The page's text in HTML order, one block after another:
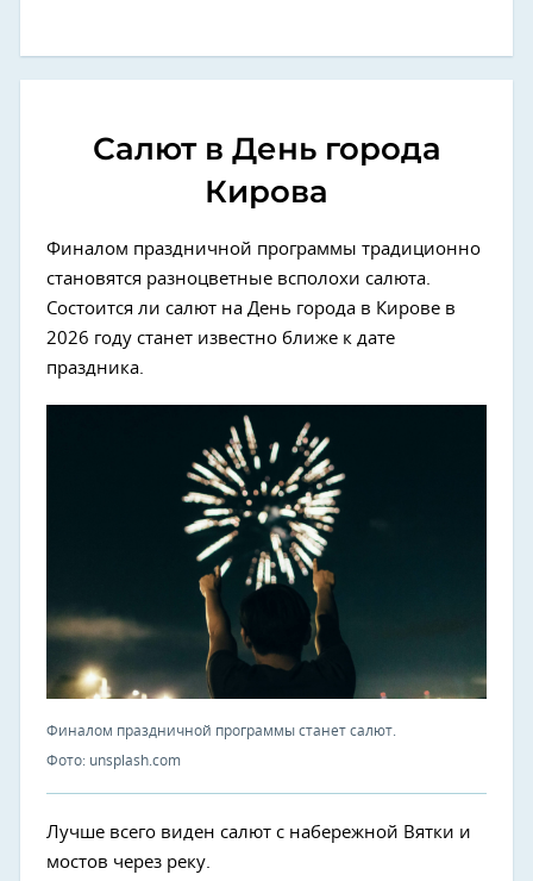
Салют в День города
Кирова
Финалом праздничной программы традиционно
становятся разноцветные всполохи салюта.
Состоится ли салют на День города в Кирове в
2026 году станет известно ближе к дате
праздника.
Финалом праздничной программы станет салют.
Фото: unsplash.com
Лучше всего виден салют с набережной Вятки и
мостов через реку.